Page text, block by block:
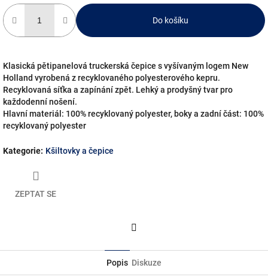
Do košíku
Klasická pětipanelová truckerská čepice s vyšívaným logem New
Holland vyrobená z recyklovaného polyesterového kepru.
Recyklovaná síťka a zapínání zpět. Lehký a prodyšný tvar pro
každodenní nošení.
Hlavní materiál: 100% recyklovaný polyester, boky a zadní část: 100%
recyklovaný polyester
Kategorie: Kšiltovky a čepice
ZEPTAT SE
Popis Diskuze